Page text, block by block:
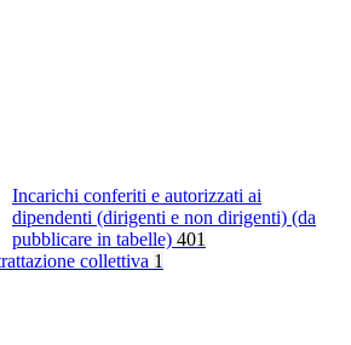
Incarichi conferiti e autorizzati ai
dipendenti (dirigenti e non dirigenti) (da
pubblicare in tabelle) 401
collettiva 1